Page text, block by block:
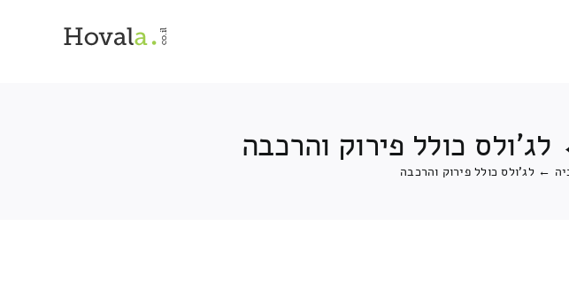
כולל פירוק והרכבה
← לג'ולס כולל פירוק והרכבה